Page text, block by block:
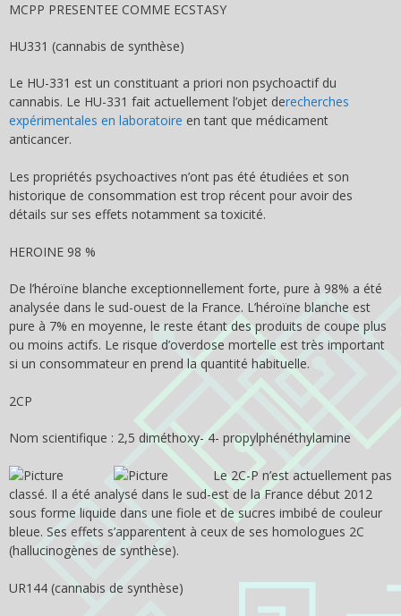
MCPP PRESENTEE COMME ECSTASY
HU­331 (cannabis de synthèse)
Le HU-331 est un constituant a priori non psychoactif du
cannabis. Le HU-331 fait actuellement l’objet derecherches
expérimentales en laboratoire en tant que médicament
anticancer.
Les propriétés psychoactives n’ont pas été étudiées et son
historique de consommation est trop récent pour avoir des
détails sur ses effets notamment sa toxicité.
HEROINE 98 %
De l’héroïne blanche exceptionnellement forte, pure à 98% a été
analysée dans le sud-ouest de la France. L’héroïne blanche est
pure à 7% en moyenne, le reste étant des produits de coupe plus
ou moins actifs. Le risque d’overdose mortelle est très important
si un consommateur en prend la quantité habituelle.
2C­P
Nom scientifique : 2,5 diméthoxy- 4- propylphénéthylamine
Le 2C-P n’est actuellement pas
classé. Il a été analysé dans le sud-est de la France début 2012
sous forme liquide dans une fiole et de sucres imbibé de couleur
bleue. Ses effets s’apparentent à ceux de ses homologues 2C
(hallucinogènes de synthèse).
UR­144 (cannabis de synthèse)